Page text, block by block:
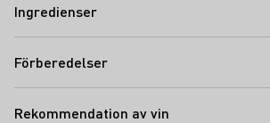
Ingredienser
Förberedelser
Rekommendation av vin